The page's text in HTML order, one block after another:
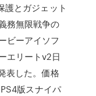
護とガジェット
務無限戦争の
ビーアイソフ
エリートv2日
表した。価格
版スナイパ